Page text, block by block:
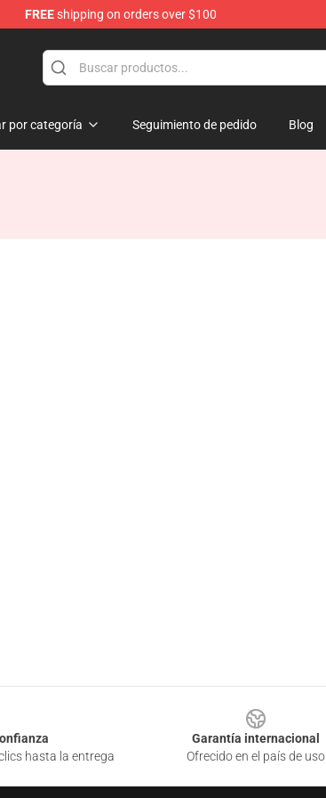
FREEshipping on orders over $100
por categoría Seguimiento de pedido Blog
hasta la entrega
Garantía internacional
Ofrecido en el país de uso